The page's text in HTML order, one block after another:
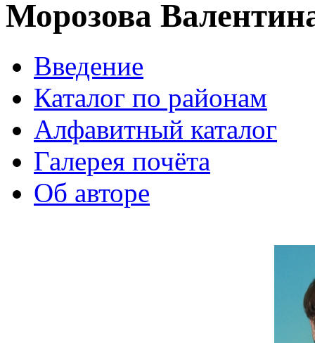
Морозова
Введение
Каталог по районам
Алфавитный каталог
Галерея почёта
Об авторе